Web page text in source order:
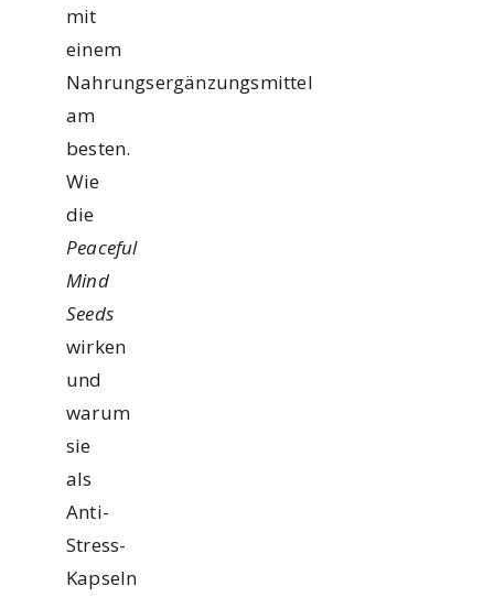
mit
einem
Nahrungsergänzungsmittel
am
besten.
Wie
die
Peaceful
Mind
Seeds
wirken
und
warum
sie
als
Anti-
Stress-
Kapseln